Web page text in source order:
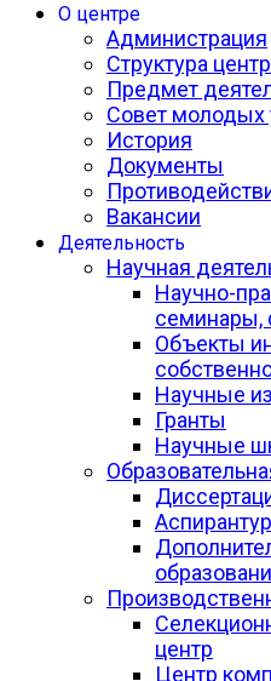
О центре
Администрация
Структура
Предмет
Совет молодых
История
Документы
Вакансии
Деятельность
Научная
Научно-
семинары,
Объекты
Научные
Гранты
Научные
центр
Центр